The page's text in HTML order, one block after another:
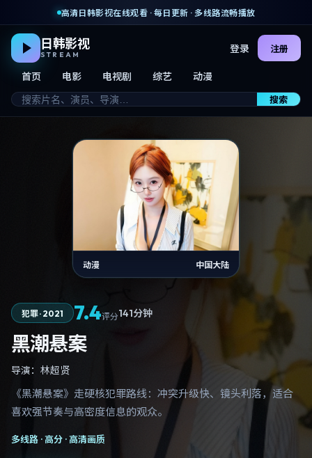
高清日韩影视在线观看 · 每日更新 · 多线路流畅播放
日韩影视
STREAM 登录 注册
首页 电影 电视剧 综艺 动漫
搜索
犯罪· 2021 7.4评分141分钟
黑潮悬案
导演： 林超贤
《黑潮悬案》走硬核犯罪路线：冲突升级快、镜头利落，适合
喜欢强节奏与高密度信息的观众。
多线路 ·高分 · 高清画质
动漫 中国大陆